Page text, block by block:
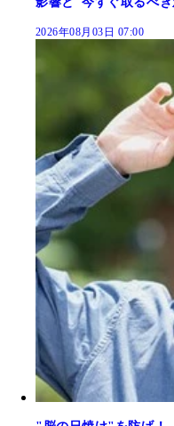
2026年08月03日 07:00